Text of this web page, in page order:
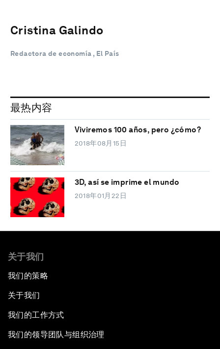
Cristina Galindo
Redactora de economía , El País
最热内容
Viviremos 100 años, pero ¿cómo?
2018年08月15日
3D, así se imprime el mundo
2018年01月22日
关于我们
我们的策略
关于我们
我们的工作方式
我们的领导团队与组织治理